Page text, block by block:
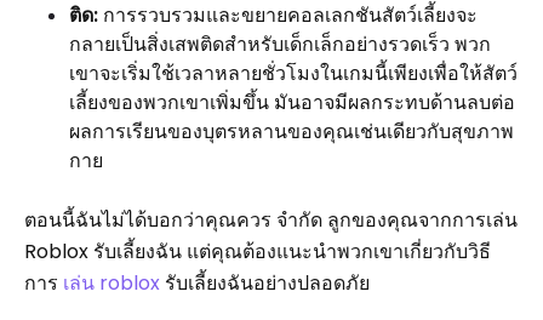
ติด: การรวบรวมและขยายคอลเลกชันสัตว์เลี้ยงจะ
กลายเป็นสิ่งเสพติดสำหรับเด็กเล็กอย่างรวดเร็ว พวก
เขาจะเริ่มใช้เวลาหลายชั่วโมงในเกมนี้เพียงเพื่อให้สัตว์
เลี้ยงของพวกเขาเพิ่มขึ้น มันอาจมีผลกระทบด้านลบต่อ
ผลการเรียนของบุตรหลานของคุณเช่นเดียวกับสุขภาพ
กาย
ตอนนี้ฉันไม่ได้บอกว่าคุณควร จำกัด ลูกของคุณจากการเล่น
Roblox รับเลี้ยงฉัน แต่คุณต้องแนะนำพวกเขาเกี่ยวกับวิธี
การ เล่น roblox รับเลี้ยงฉันอย่างปลอดภัย